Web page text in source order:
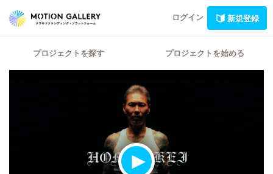
ログイン 新規登録
プロジェクトを探す プロジェクトを始める